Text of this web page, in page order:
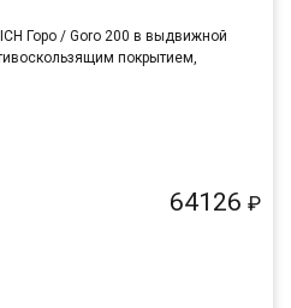
Горо / Goro 200 в выдвижной
покрытием,
64126 ₽